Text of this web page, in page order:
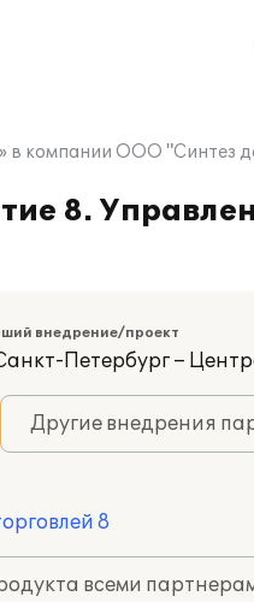
в компании ООО "Синтез
8.
внедрение/проект
Петербург –
Другие внедрения
8
всеми